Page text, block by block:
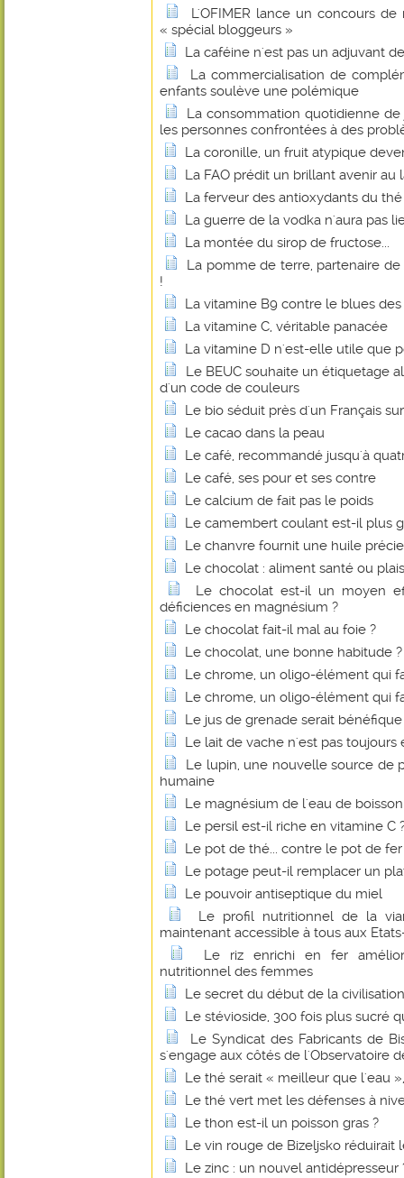
L'OFIMER lance un concours
« spécial bloggeurs »
La caféine n'est pas un adjuvant
La commercialisation de
enfants soulève une polémique
La consommation quotidienne
les personnes confrontées à des
La coronille, un fruit atypique
La FAO prédit un brillant avenir au
La ferveur des antioxydants du thé
La guerre de la vodka n'aura pas
La montée du sirop de fructose...
La pomme de terre, partenaire
!
La vitamine B9 contre le blues
La vitamine C, véritable panacée
La vitamine D n'est-elle utile que
Le BEUC souhaite un étiquetage
d'un code de couleurs
Le bio séduit près d'un Français
Le cacao dans la peau
Le café, recommandé jusqu'à
Le café, ses pour et ses contre
Le calcium de fait pas le poids
Le camembert coulant est-il plus
Le chanvre fournit une huile
Le chocolat : aliment santé ou
Le chocolat est-il un moyen
déficiences en magnésium ?
Le chocolat fait-il mal au foie ?
Le chocolat, une bonne habitude ?
Le chrome, un oligo-élément qui
Le chrome, un oligo-élément qui
Le jus de grenade serait
Le lait de vache n'est pas toujours
Le lupin, une nouvelle source de
humaine
Le magnésium de l'eau de
Le persil est-il riche en vitamine C
Le pot de thé... contre le pot de fer
Le potage peut-il remplacer un
Le pouvoir antiseptique du miel
Le profil nutritionnel de la
maintenant accessible à tous aux
Le riz enrichi en fer
nutritionnel des femmes
Le secret du début de la
Le stévioside, 300 fois plus sucré
Le Syndicat des Fabricants de
s'engage aux côtés de l'Observatoire
Le thé serait « meilleur que l'eau
Le thé vert met les défenses à
Le thon est-il un poisson gras ?
Le vin rouge de Bizeljsko réduirait
Le zinc : un nouvel antidépresseur